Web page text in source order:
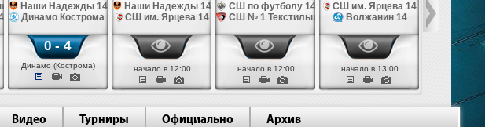
14
Наши Надежды 14
Динамо Кострома 14
0 - 4
Динамо (Кострома)
Наши Надежды 14
СШ им. Ярцева 14
начало в 12:00
СШ по футболу 14
СШ № 1 Текстильщик 14
начало в 12:00
СШ им. Ярцева 14
Волжанин 14
начало в 13:00
Видео Турниры Официально Архив